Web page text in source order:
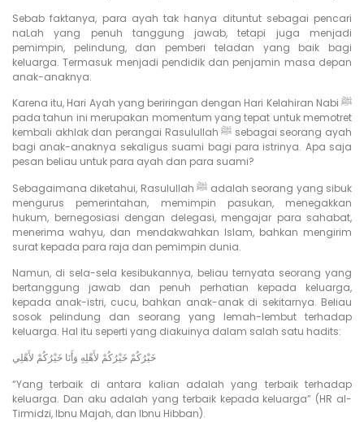
Sebab faktanya, para ayah tak hanya dituntut sebagai pencari
naLah yang penuh tanggung jawab, tetapi juga menjadi
pemimpin, pelindung, dan pemberi teladan yang baik bagi
keluarga. Termasuk menjadi pendidik dan penjamin masa depan
anak-anaknya.
Karena itu, Hari Ayah yang beriringan dengan Hari Kelahiran Nabi ﷺ
pada tahun ini merupakan momentum yang tepat untuk memotret
kembali akhlak dan perangai Rasulullah ﷺ sebagai seorang ayah
bagi anak-anaknya sekaligus suami bagi para istrinya. Apa saja
pesan beliau untuk para ayah dan para suami?
Sebagaimana diketahui, Rasulullah ﷺ adalah seorang yang sibuk
mengurus pemerintahan, memimpin pasukan, menegakkan
hukum, bernegosiasi dengan delegasi, mengajar para sahabat,
menerima wahyu, dan mendakwahkan Islam, bahkan mengirim
surat kepada para raja dan pemimpin dunia.
Namun, di sela-sela kesibukannya, beliau ternyata seorang yang
bertanggung jawab dan penuh perhatian kepada keluarga,
kepada anak-istri, cucu, bahkan anak-anak di sekitarnya. Beliau
sosok pelindung dan seorang yang lemah-lembut terhadap
keluarga. Hal itu seperti yang diakuinya dalam salah satu hadits:
خَيْرُكُمْ خَيْرُكُمْ لأَهْلِهِ وَأَنَا خَيْرُكُمْ لأَهْلِي
“Yang terbaik di antara kalian adalah yang terbaik terhadap
keluarga. Dan aku adalah yang terbaik kepada keluarga” (HR al-
Tirmidzi, Ibnu Majah, dan Ibnu Hibban).